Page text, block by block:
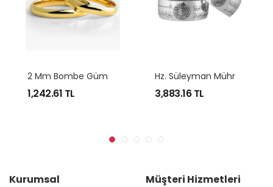
1,242.61 TL 3,883.16TL
Kurumsal Müşteri Hizmetleri